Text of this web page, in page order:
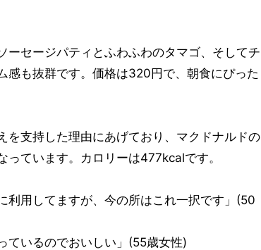
ーセージパティとふわふわのタマゴ、そしてチ
感も抜群です。価格は320円で、朝食にぴった
を支持した理由にあげており、マクドナルドの
ています。カロリーは477kcalです。
利用してますが、今の所はこれ一択です」(50
ているのでおいしい」(55歳女性)